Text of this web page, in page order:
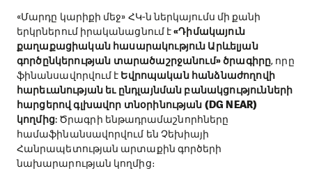
«Մարդը կարիքի մեջ» ՀԿ-ն ներկայումս մի քանի
երկրներում իրականացնում է«Դիմակայուն
քաղաքացիական հասարակություն Արևելյան
գործընկերության տարածաշրջանում» ծրագիրը, որը
ֆինանսավորվում է Եվրոպական հանձնաժողովի
հարեւանության եւ ընդլայնման բանակցությունների
հարցերով գլխավոր տնօրինության (DG NEAR)
կողմից: Ծրագրի ենթադրամաշնորհները
համաֆինանսավորվում են Չեխիայի
Հանրապետության արտաքին գործերի
նախարարության կողմից։